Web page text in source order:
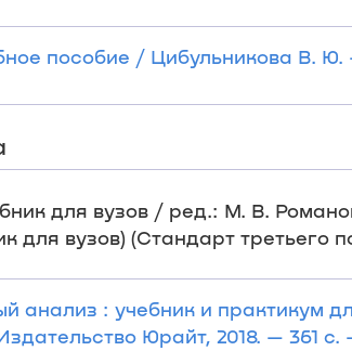
пособие / Цибульникова В. Ю.
для вузов / ред.: М. В.
для вузов) (Стандарт третьего
анализ : учебник и практикум
Юрайт, 2018. — 361